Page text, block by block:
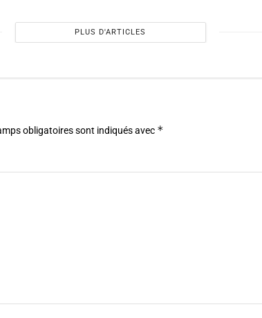
PLUS D'ARTICLES
obligatoires sont indiqués avec *